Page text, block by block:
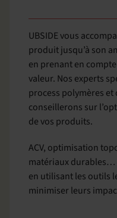
UBSIDE vous
produit jusqu’à son
en prenant en
valeur. Nos experts
process polymères
conseillerons sur
de vos produits.
ACV, optimisation
matériaux durables…
en utilisant les outils
minimiser leurs